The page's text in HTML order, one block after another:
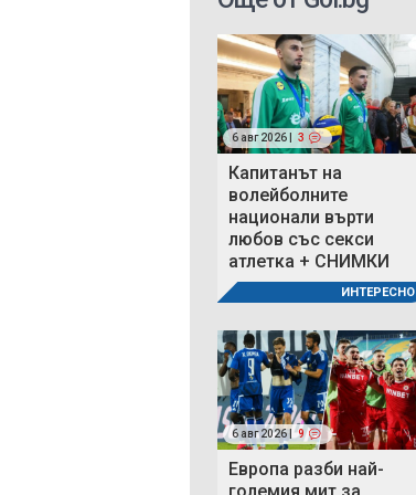
6 авг 2026 | 3
Капитанът на
волейболните
национали върти
любов със секси
атлетка + СНИМКИ
ИНТЕРЕСНО
6 авг 2026 | 9
Европа разби най-